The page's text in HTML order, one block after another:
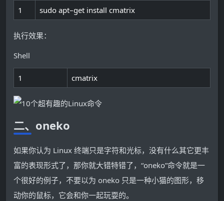
1 sudo apt–get install cmatrix
执行效果：
Shell
1 cmatrix
二、oneko
如果你认为 Linux 终端只是字符和光标，没有什么其它更丰
富的表现形式了，那你就大错特错了，“oneko”命令就是一
个很好的例子，不要以为 oneko 只是一种小猫的图形，移
动你的鼠标，它会和你一起玩耍的。